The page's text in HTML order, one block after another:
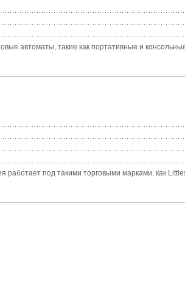
автоматы, такие как портативные и
работает под такими торговыми марками, как